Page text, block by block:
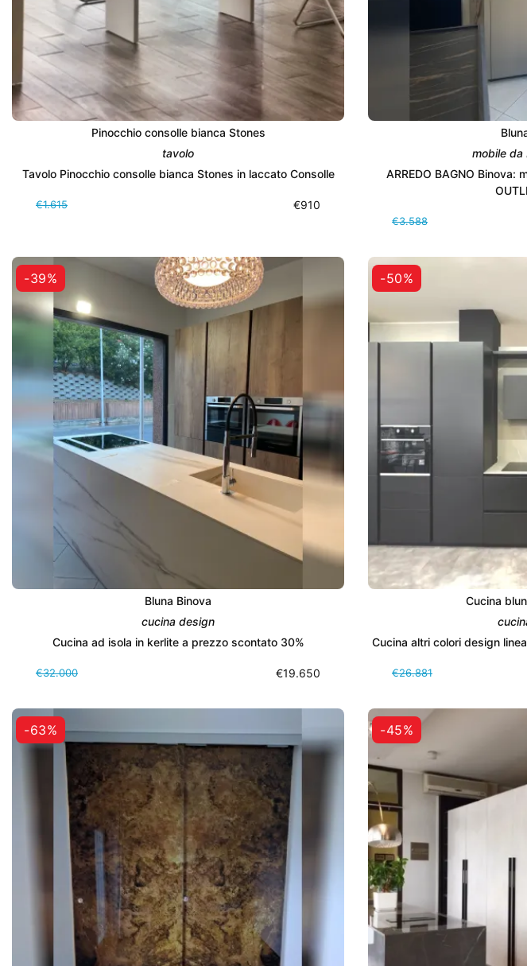
Pinocchio consolle bianca Stones
tavolo
Tavolo Pinocchio consolle bianca Stones in laccato Consolle
€1.615 €910
mobile da
ARREDO BAGNO Binova:
€3.588
-39%
Bluna Binova
cucina design
Cucina ad isola in kerlite a prezzo scontato 30%
€32.000 €19.650
-50%
Cucina
Cucina altri colori design
€26.881
-63% -45%